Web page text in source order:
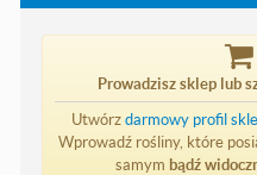
Prowadzisz sklep lub
Utwórzdarmowy profil
Wprowadź rośliny, które
samym bądź